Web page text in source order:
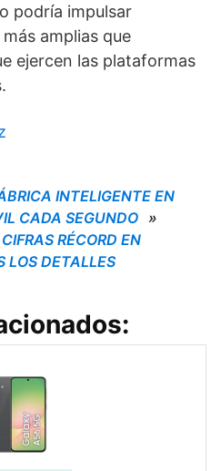
podría impulsar
más amplias que
ejercen las plataformas
INTELIGENTE EN
CADA SEGUNDO »
RÉCORD EN
LOS DETALLES